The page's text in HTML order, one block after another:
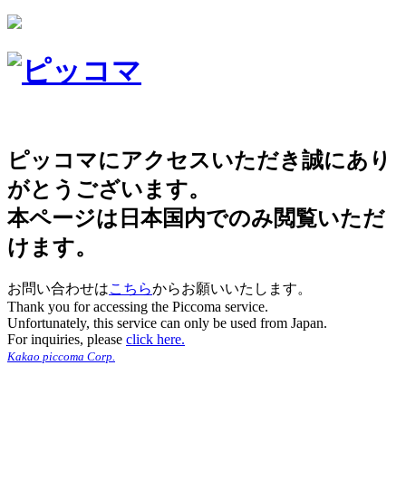
ピッコマにアクセスいただき誠にあり
がとうございます。
本ページは日本国内でのみ閲覧いただ
けます。
お問い合わせはこちらからお願いいたします。
Thank you for accessing the Piccoma service.
Unfortunately, this service can only be used from Japan.
For inquiries, please click here.
Kakao piccoma Corp.